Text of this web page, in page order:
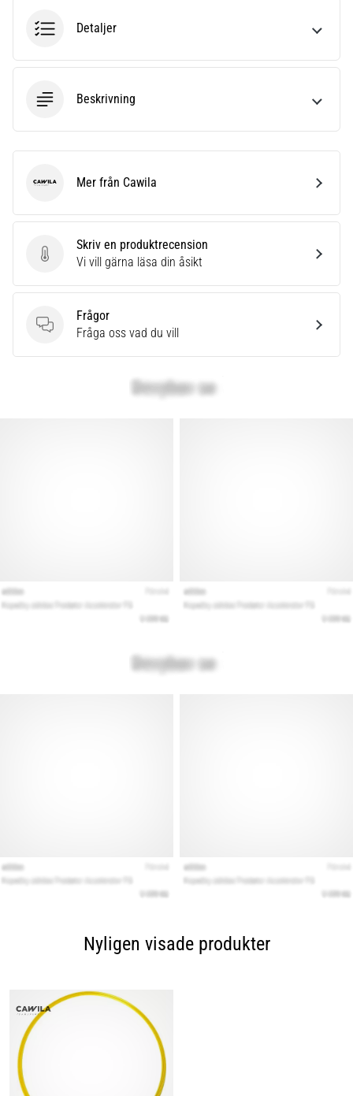
Detaljer
Beskrivning
Skriv en produktrecension
Skriv en produktrecension
Vi vill gärna läsa din åsikt
Frågor
Frågor
Fråga oss vad du vill
Cawila Mer från Cawila
Nyligen visade produkter